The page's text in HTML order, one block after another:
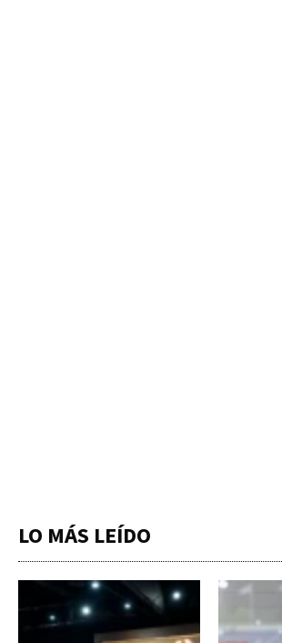
LO MÁS LEÍDO